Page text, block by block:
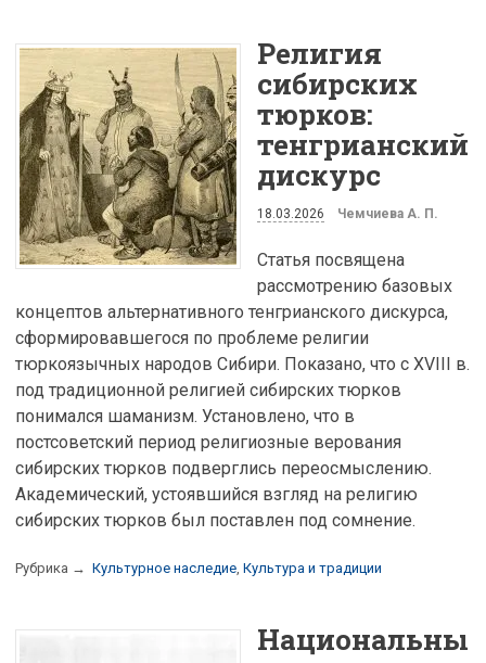
Религия
сибирских
тюрков:
тенгрианский
дискурс
18.03.2026 Чемчиева А. П.
Статья посвящена
рассмотрению базовых
концептов альтернативного тенгрианского дискурса,
сформировавшегося по проблеме религии
тюркоязычных народов Сибири. Показано, что с XVIII в.
под традиционной религией сибирских тюрков
понимался шаманизм. Установлено, что в
постсоветский период религиозные верования
сибирских тюрков подверглись переосмыслению.
Академический, устоявшийся взгляд на религию
сибирских тюрков был поставлен под сомнение.
Рубрика → Культурное наследие Культура и традиции
Национальны